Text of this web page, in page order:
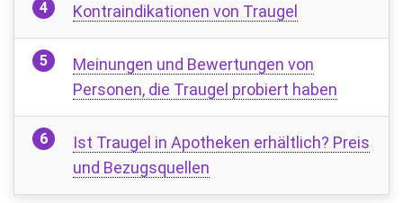
Kontraindikationen von Traugel
Meinungen und Bewertungen von
Personen, die Traugel probiert haben
Ist Traugel in Apotheken erhältlich? Preis
und Bezugsquellen